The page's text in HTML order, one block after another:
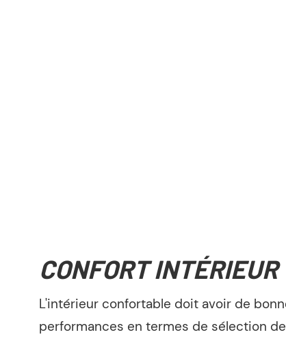
CONFORT INTÉRIEUR
L'intérieur confortable doit avoir de
performances en termes de sélection de